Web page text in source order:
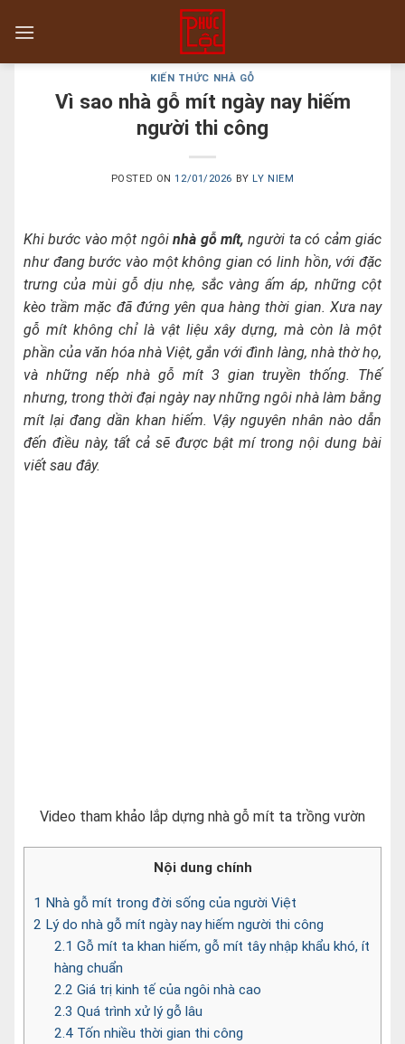
KIẾN THỨC NHÀ GỖ
Vì sao nhà gỗ mít ngày nay hiếm
người thi công
POSTED ON12/01/2026 BY LY NIEM
Khi bước vào một ngôinhà gỗ mít, người ta có cảm giác
như đang bước vào một không gian có linh hồn, với đặc
trưng của mùi gỗ dịu nhẹ, sắc vàng ấm áp, những cột
kèo trầm mặc đã đứng yên qua hàng thời gian. Xưa nay
gỗ mít không chỉ là vật liệu xây dựng, mà còn là một
phần của văn hóa nhà Việt, gắn với đình làng, nhà thờ họ,
và những nếp nhà gỗ mít 3 gian truyền thống. Thế
nhưng, trong thời đại ngày nay những ngôi nhà làm bằng
mít lại đang dần khan hiếm. Vậy nguyên nhân nào dẫn
đến điều này, tất cả sẽ được bật mí trong nội dung bài
viết sau đây.
Video tham khảo lắp dựng nhà gỗ mít ta trồng vườn
Nội dung chính
1 Nhà gỗ mít trong đời sống của người Việt
2 Lý do nhà gỗ mít ngày nay hiếm người thi công
2.1 Gỗ mít ta khan hiếm, gỗ mít tây nhập khẩu khó, ít
hàng chuẩn
2.2 Giá trị kinh tế của ngôi nhà cao
2.3 Quá trình xử lý gỗ lâu
2.4Tốn nhiều thời gian thi công